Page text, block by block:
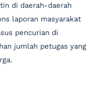
di daerah-daerah
laporan masyarakat
pencurian di
jumlah petugas yang